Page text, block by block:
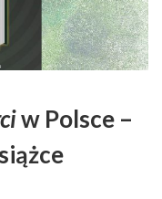
w Polsce –